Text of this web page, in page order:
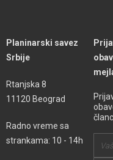
Planinarski savez
Srbije
Rtanjska 8
11120 Beograd
Radno vreme sa
strankama: 10 - 14h